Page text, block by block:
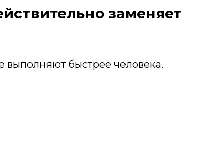
заменяет
выполняют быстрее человека.